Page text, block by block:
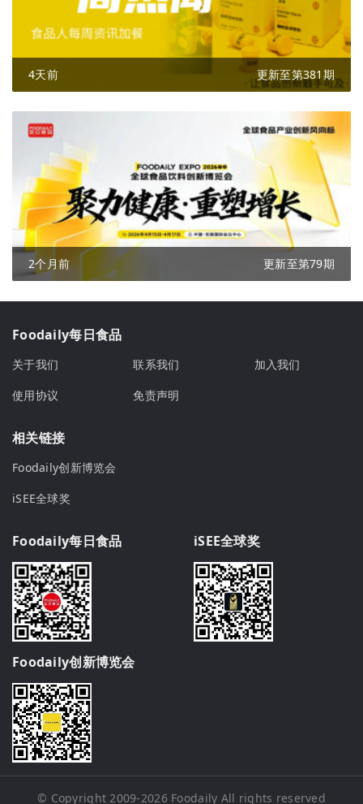
4天前 更新至第381期
2个月前 更新至第79期
Foodaily每日食品
关于我们 联系我们
加入我们
使用协议
免责声明
相关链接
Foodaily创新博览会
iSEE全球奖
Foodaily每日食品 iSEE全球奖
Foodaily创新博览会
© Copyright 2009-2026 Foodaily All rights reserved